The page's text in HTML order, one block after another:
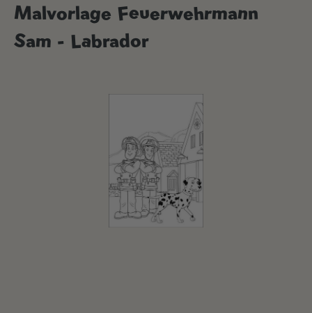
Malvorlage Feuerwehrmann
Sam - Labrador